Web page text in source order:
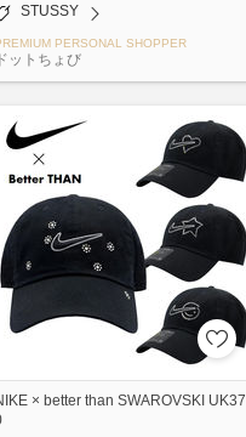
STUSSY
PERSONAL SHOPPER
ドットちょび
× better than SWAROVSKI UK37